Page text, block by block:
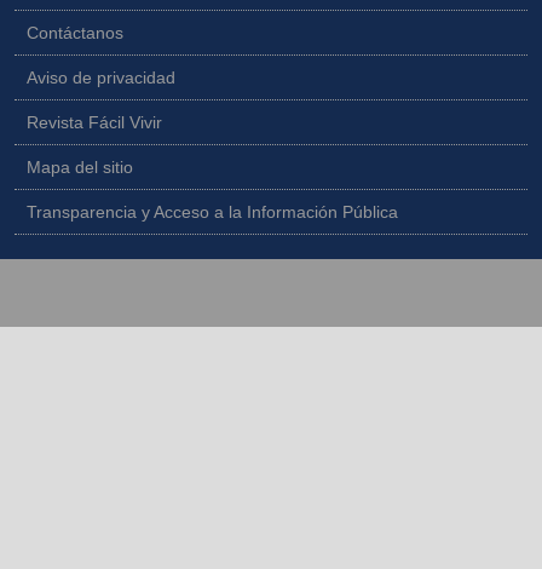
Contáctanos
Aviso de privacidad
Revista Fácil Vivir
Mapa del sitio
Transparencia y Acceso a la Información Pública